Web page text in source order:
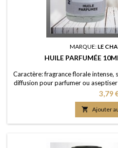
MARQUE: LE
HUILE PARFUMÉE
Caractère: fragrance florale intense,
diffusion pour parfumer ou
parfum ou un diffuseur (diluée dans
sur les fleurs séchées; en ajoutant
ménage Elaboration: Une huile
portée
Prix
3,79
 Ajouter